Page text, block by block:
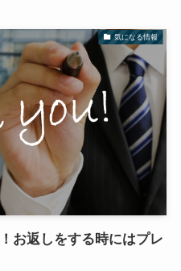
気になる情報
お返しをする時にはプレ